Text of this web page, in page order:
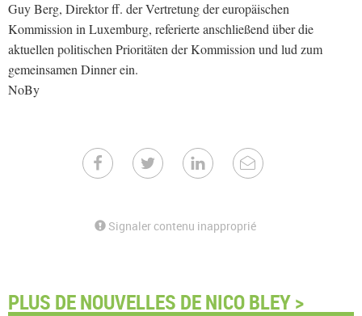
Guy Berg, Direktor ff. der Vertretung der europäischen
Kommission in Luxemburg, referierte anschließend über die
aktuellen politischen Prioritäten der Kommission und lud zum
gemeinsamen Dinner ein.
NoBy
Signaler contenu inapproprié
PLUS DE NOUVELLES DE NICO BLEY >